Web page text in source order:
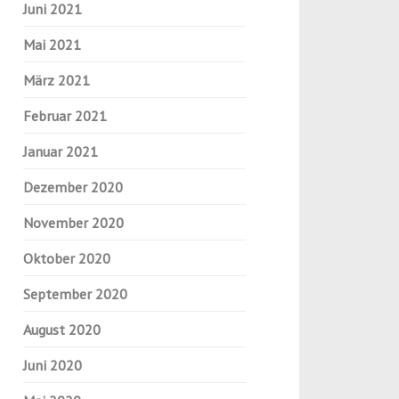
Juni 2021
Mai 2021
März 2021
Februar 2021
Januar 2021
Dezember 2020
November 2020
Oktober 2020
September 2020
August 2020
Juni 2020